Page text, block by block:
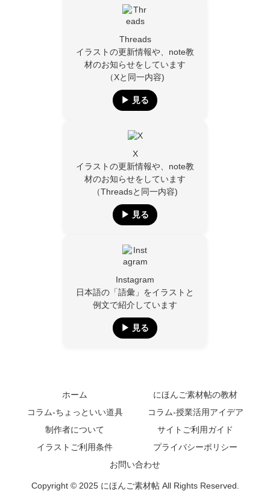
Threads
イラストの更新情報や、note教
材のお知らせをしています
（Xと同一内容)
▶︎ 見る
X
イラストの更新情報や、note教
材のお知らせをしています
（Threadsと同一内容)
▶︎ 見る
Instagram
日本語の「語彙」をイラストと
例文で紹介しています
▶︎ 見る
ホーム
にほんご素材帖の教材
コラム-ちょっといい道具
コラム-授業活用アイデア
制作者について
サイトご利用ガイド
イラストご利用条件
プライバシーポリシー
お問い合わせ
Copyright © 2025 にほんご素材帖 All Rights Reserved.